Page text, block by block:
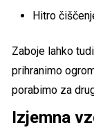
Hitro
Zaboje lahko
prihranimo
porabimo za
Izjemna